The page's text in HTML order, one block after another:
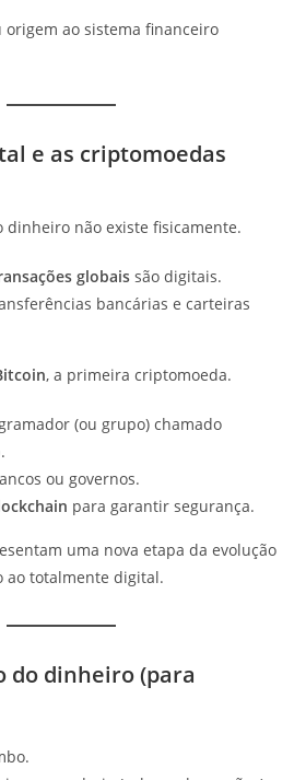
origem ao sistema financeiro
e as criptomoedas
dinheiro não existe fisicamente.
globais são digitais.
bancárias e carteiras
, a primeira criptomoeda.
(ou grupo) chamado
.
ou governos.
para garantir segurança.
uma nova etapa da evolução
ao totalmente digital.
do dinheiro (para